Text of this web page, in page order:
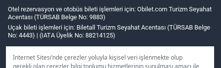
İnternet Sitesi’nde çerezler yoluyla kişisel veri işlenmekte olup
Otel rezervasyon ve otobüs bileti işlemleri için: Obilet.com Turizm Seyahat
Acentası (TÜRSAB Belge No: 9883)
Uçak bileti işlemleri için: Biletall Turizm Seyahat Acentası (TÜRSAB Belge
No: 4443) | (IATA Üyelik No: 88214125)